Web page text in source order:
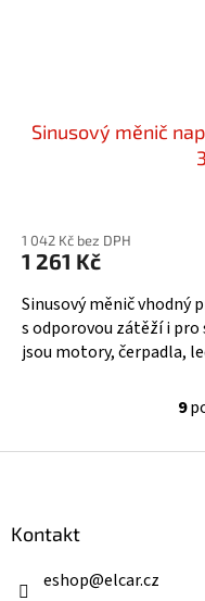
Sinusový měnič
1 042 Kč bez DPH
1 261 Kč
Sinusový měnič vhodný
s odporovou zátěží i
jsou motory, čerpadla,
9
Kontakt
eshop@elcar.cz